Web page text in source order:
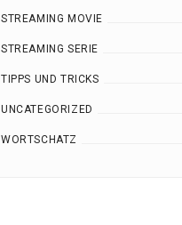
STREAMING MOVIE
STREAMING SERIE
TIPPS UND TRICKS
UNCATEGORIZED
WORTSCHATZ